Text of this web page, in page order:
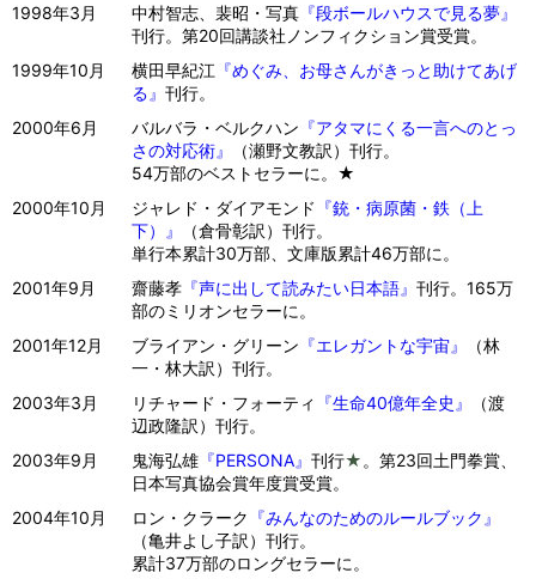
1998年3月
中村智志、裴昭・写真 『段ボールハウスで見る夢』
刊行。第20回講談社ノンフィクション賞受賞。
1999年10月
横田早紀江 『めぐみ、お母さんがきっと助けてあげ
る』 刊行。
2000年6月
バルバラ・ベルクハン 『アタマにくる一言へのとっ
さの対応術』
（瀬野文教訳）刊行。
54万部のベストセラーに。★
2000年10月
ジャレド・ダイアモンド 『銃・病原菌・鉄（上
下）』
（倉骨彰訳）刊行。
単行本累計30万部、文庫版累計46万部に。
2001年9月
齋藤孝 『声に出して読みたい日本語』 刊行。165万
部のミリオンセラーに。
2001年12月
ブライアン・グリーン 『エレガントな宇宙』
（林
一・林大訳）刊行。
2003年3月
リチャード・フォーティ 『生命40億年全史』
（渡
辺政隆訳）刊行。
2003年9月
鬼海弘雄 『PERSONA』 刊行★ 。第23回土門拳賞、
日本写真協会賞年度賞受賞。
2004年10月
ロン・クラーク 『みんなのためのルールブック』
（亀井よし子訳）刊行。
累計37万部のロングセラーに。